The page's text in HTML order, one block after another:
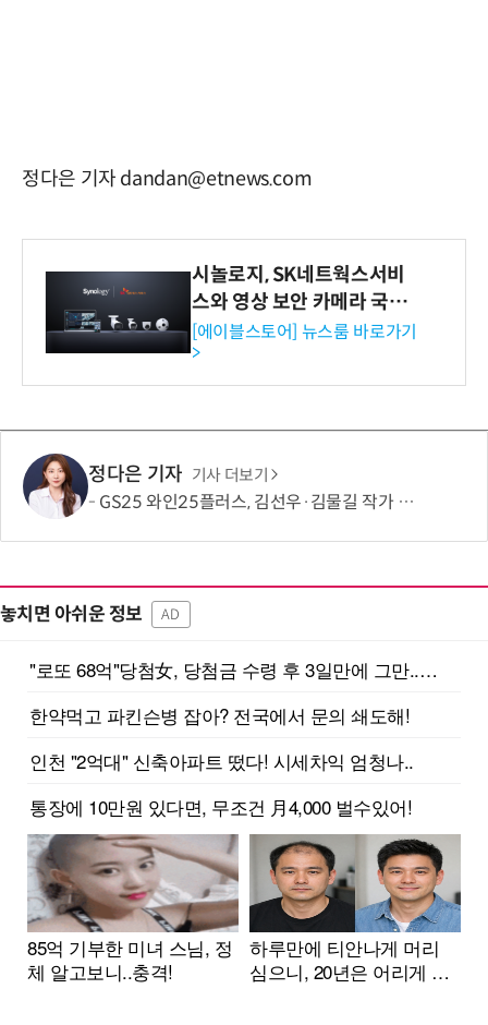
정다은 기자 dandan@etnews.com
시놀로지, SK네트웍스서비
스와 영상 보안 카메라 국내
독점 판매 파트너십 체결
[에이블스토어] 뉴스룸 바로가기
>
정다은 기자 기사 더보기
GS25 와인25플러스, 김선우·김물길 작가 협업 아트라벨 와인 2종 출시
놓치면 아쉬운 정보 AD